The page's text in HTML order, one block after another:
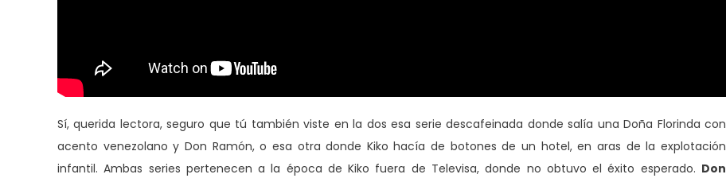
Sí, querida lectora, seguro que tú también viste en la dos esa serie descafeinada donde salía una Doña Florinda con
acento venezolano y Don Ramón, o esa otra donde Kiko hacía de botones de un hotel, en aras de la explotación
infantil. Ambas series pertenecen a la época de Kiko fuera de Televisa, donde no obtuvo el éxito esperado. Don